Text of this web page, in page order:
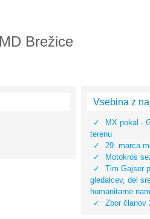
Brežice
Vsebina z
MX pokal -
terenu
29. marca
Motokros
Tim Gajser
gledalcev, del
humanitarne
Zbor članov